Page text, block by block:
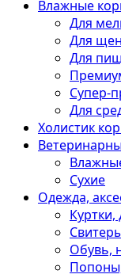
Влажные
Для
Для
Для
Супер-
Для
Холистик
Сухие
Одежда,
Обувь,